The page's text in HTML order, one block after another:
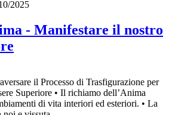
2025
- Manifestare il nostro
il Processo di Trasfigurazione per
Superiore • Il richiamo dell’Anima
di vita interiori ed esteriori. • La